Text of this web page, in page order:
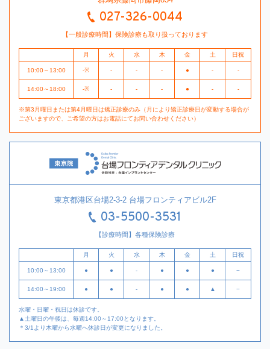
027-326-0044
【一般診療時間】保険診療も取り扱っております
月 火 水 木 金 土 日祝
10:00～13:00 -※ - - - ● - -
14:00～18:00 -※ - - - ● - -
※第3月曜日または第4月曜日は矯正診療のみ（月により矯正診療日が変動する場合が
ございますので、ご希望の方はお電話にてお問い合わせください）
東京都港区台場2-3-2 台場フロンティアビル2F
03-5500-3531
【診療時間】各種保険診療
月 火 水 木 金 土 日祝
10:00～13:00 ● ● - ● ● ● −
14:00～19:00 ● ● - ● ● ▲ −
水曜・日曜・祝日は休診です。
▲土曜日の午後は、毎週14:00～17:00となります。
＊3/1より木曜から水曜へ休診日が変更になりました。